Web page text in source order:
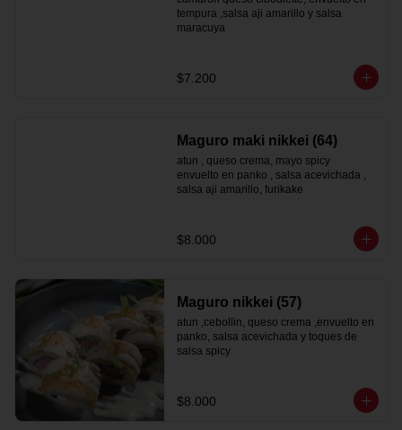
tempura ,salsa aji amarillo y salsa
maracuya
$7.200
Maguro maki nikkei (64)
atun , queso crema, mayo spicy
envuelto en panko , salsa acevichada ,
salsa aji amarillo, furikake
$8.000
Maguro nikkei (57)
atun ,cebollin, queso crema ,envuelto en
panko, salsa acevichada y toques de
salsa spicy
$8.000